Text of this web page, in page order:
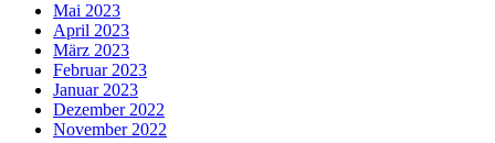
Mai 2023
April 2023
März 2023
Februar 2023
Januar 2023
Dezember 2022
November 2022